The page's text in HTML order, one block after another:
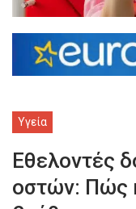
Υγεία
Εθελοντές
οστών: Πώς